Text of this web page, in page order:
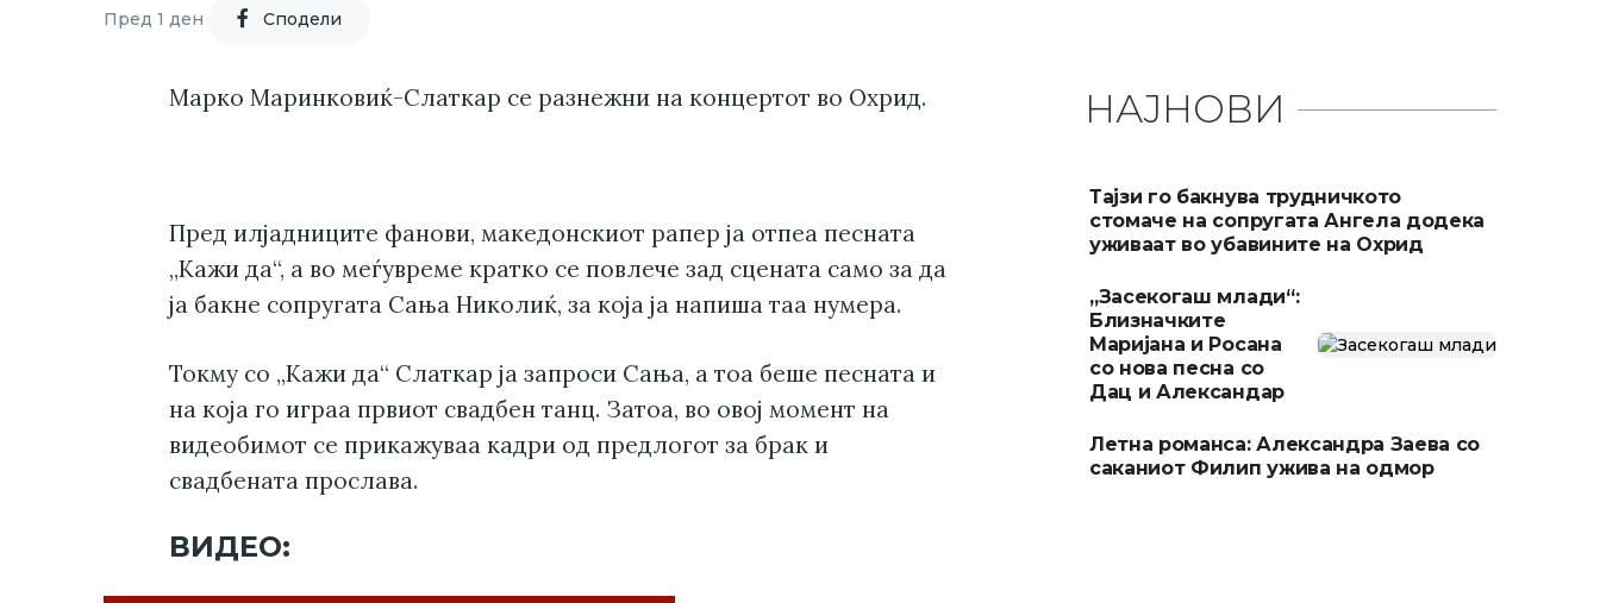
Пред 1 ден Cподели
Марко Маринковиќ-Слаткар се разнежни на концертот во Охрид.
Пред илјадниците фанови, македонскиот рапер ја отпеа песната
„Кажи да“, а во меѓувреме кратко се повлече зад сцената само за да
ја бакне сопругата Сања Николиќ, за која ја напиша таа нумера.
Токму со „Кажи да“ Слаткар ја запроси Сања, а тоа беше песната и
на која го играа првиот свадбен танц. Затоа, во овој момент на
видеобимот се прикажуваа кадри од предлогот за брак и
свадбената прослава.
ВИДЕО:
НАЈНОВИ
Тајзи го бакнува трудничкото
стомаче на сопругата Ангела додека
уживаат во убавините на Охрид
„Засекогаш млади“:
Близначките
Маријана и Росана
со нова песна со
Дац и Александар
Летна романса: Александра Заева со
саканиот Филип ужива на одмор